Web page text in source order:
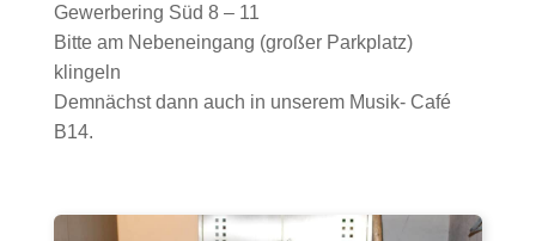
Gewerbering Süd 8 – 11
Bitte am Nebeneingang (großer Parkplatz)
klingeln
Demnächst dann auch in unserem Musik- Café
B14.